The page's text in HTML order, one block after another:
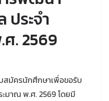
ระจำ
. 2569
สมัครนักศึกษาเพื่อขอรับ
ะมาณ พ.ศ. 2569 โดยมี